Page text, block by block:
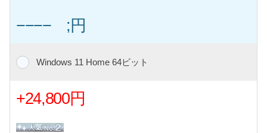
−−−− ;円
Windows 11 Home 64ビット
+24,800円